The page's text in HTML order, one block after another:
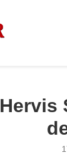
Hervis